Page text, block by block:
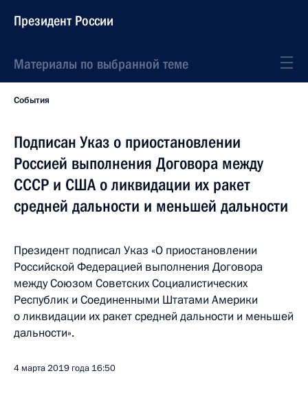
Президент России
Материалы по выбранной теме
События
Подписан Указ о приостановлении
Россией выполнения Договора между
СССР и США о ликвидации их ракет
средней дальности и меньшей дальности
Президент подписал Указ «О приостановлении
Российской Федерацией выполнения Договора
между Союзом Советских Социалистических
Республик и Соединенными Штатами Америки
о ликвидации их ракет средней дальности и меньшей
дальности».
4 марта 2019 года 16:50